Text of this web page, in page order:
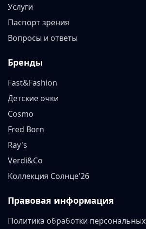
Услуги
Паспорт зрения
Вопросы и ответы
Бренды
Fast&Fashion
Детские очки
Cosmo
Fred Born
Ray's
Verdi&Co
Коллекция Солнце'26
Правовая информация
Политика обработки